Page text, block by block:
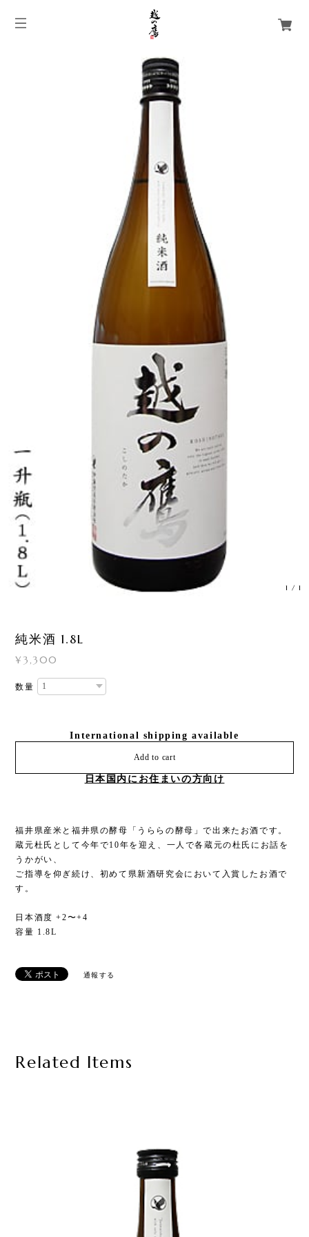
1 /1
純米酒 1.8L
¥3,300
数量
International shipping available
Add to cart
日本国内にお住まいの方向け
福井県産米と福井県の酵母「うららの酵母」で出来たお酒です。
蔵元杜氏として今年で10年を迎え、一人で各蔵元の杜氏にお話を
うかがい、
ご指導を仰ぎ続け、初めて県新酒研究会において入賞したお酒で
す。
日本酒度 +2〜+4
容量 1.8L
通報する
Related Items